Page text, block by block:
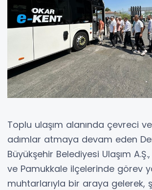
Toplu ulaşım alanında çevreci
adımlar atmaya devam eden
Büyükşehir Belediyesi Ulaşım
ve Pamukkale ilçelerinde görev
muhtarlarıyla bir araya gelerek,